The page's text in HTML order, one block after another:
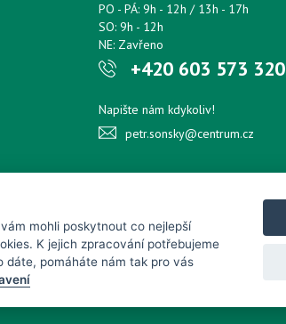
PO - PÁ: 9h - 12h / 13h - 17h
SO: 9h - 12h
NE: Zavřeno
+420 603 573 320
Napište nám kdykoliv!
petr.sonsky@centrum.cz
mohli poskytnout co nejlepší
K jejich zpracování potřebujeme
dáte, pomáháte nám tak pro vás